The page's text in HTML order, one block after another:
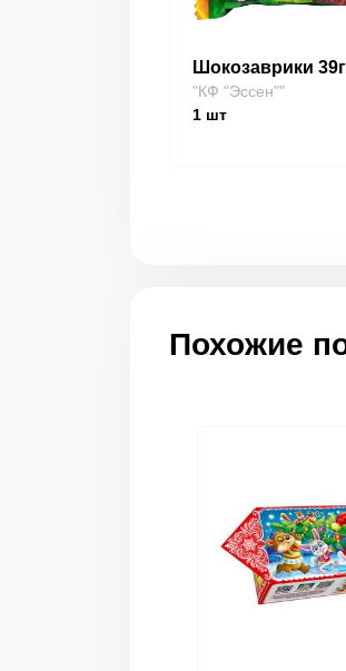
Шокозаврики 39г
"КФ "Эссен""
1 шт
Похожие